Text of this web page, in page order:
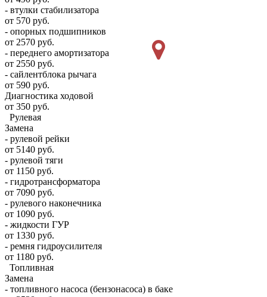
- втулки стабилизатора
от 570 руб.
- опорных подшипников
от 2570 руб.
- переднего амортизатора
от 2550 руб.
- сайлентблока рычага
от 590 руб.
Диагностика ходовой
от 350 руб.
Рулевая
Замена
- рулевой рейки
от 5140 руб.
- рулевой тяги
от 1150 руб.
- гидротрансформатора
от 7090 руб.
- рулевого наконечника
от 1090 руб.
- жидкости ГУР
от 1330 руб.
- ремня гидроусилителя
от 1180 руб.
Топливная
Замена
- топливного насоса (бензонасоса) в баке